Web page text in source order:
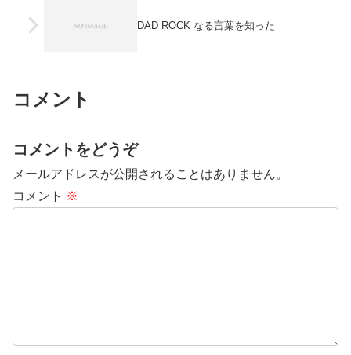
DAD ROCK なる言葉を知った
コメント
コメントをどうぞ
メールアドレスが公開されることはありません。
コメント ※